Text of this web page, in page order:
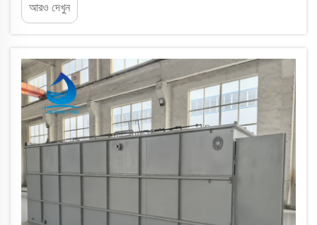
Interceptor) বোঝায়...
আরও দেখুন